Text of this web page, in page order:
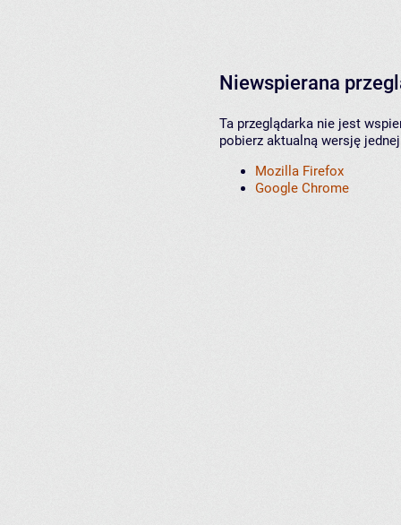
Niewspierana
Ta przeglądarka nie jest
pobierz aktualną wersję
Mozilla Firefox
Google Chrome